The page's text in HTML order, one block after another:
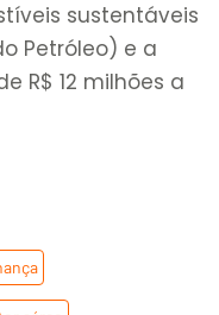
sustentáveis
Petróleo) e a
R$ 12 milhões a